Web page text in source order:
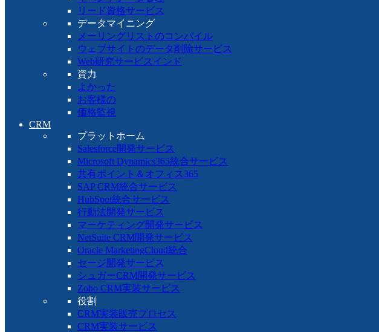
リード資格サービス
データマイニング
メーリングリストのコンパイル
ウェブサイトのデータ削除サービス
Web研究サービスインド
資力
よかった
お客様の
価格監視
CRM
プラットホーム
Salesforce開発サービス
Microsoft Dynamics365統合サービス
共有ポイント＆オフィス365
SAP CRM統合サービス
HubSpot統合サービス
行動法開発サービス
マーケティング開発サービス
NetSuite CRM開発サービス
Oracle MarketingCloud統合
セージ開発サービス
シュガーCRM開発サービス
Zoho CRM実装サービス
役割
CRM実装販売プロセス
CRM実装サービス